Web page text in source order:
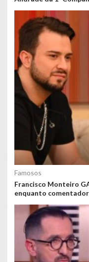
Famosos
Francisco Monteiro
enquanto